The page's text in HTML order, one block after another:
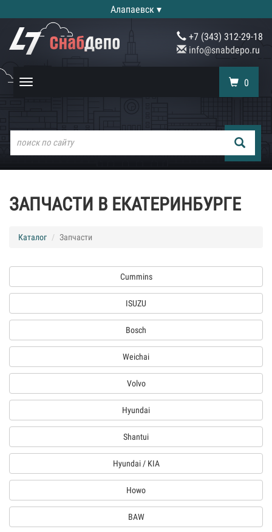
Алапаевск ▾
+7 (343) 312-29-18
info@snabdepo.ru
Toggle
0
ЗАПЧАСТИ В ЕКАТЕРИНБУРГЕ
Каталог Запчасти
Cummins
ISUZU
Bosch
Weichai
Volvo
Hyundai
Shantui
Hyundai / KIA
Howo
BAW